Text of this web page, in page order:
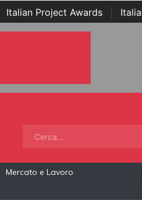
Italian Project Awards
Mercato e Lavoro